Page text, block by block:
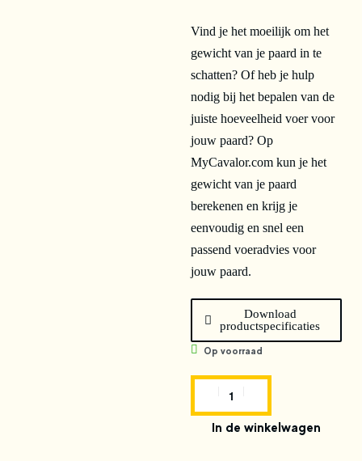
Vind je het moeilijk om het
gewicht van je paard in te
schatten? Of heb je hulp
nodig bij het bepalen van de
juiste hoeveelheid voer voor
jouw paard? Op
MyCavalor.com kun je het
gewicht van je paard
berekenen en krijg je
eenvoudig en snel een
passend voeradvies voor
jouw paard.
Op voorraad
In de winkelwagen
Download
productspecificaties